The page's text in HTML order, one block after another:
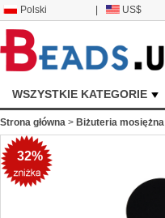
Polski US$
WSZYSTKIE KATEGORIE
Strona główna > Biżuteria mosiężna
32%